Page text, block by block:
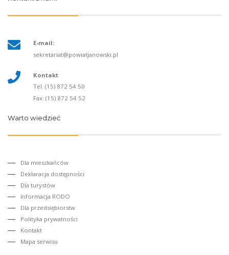
E-mail:
sekretariat@powiatjanowski.pl
Kontakt
Tel. (15) 872 54 50
Fax: (15) 872 54 52
Warto wiedzieć
Dla mieszkańców
Deklaracja dostępności
Dla turystów
Informacja RODO
Dla przedsiębiorstw
Polityka prywatności
Kontakt
Mapa serwisu